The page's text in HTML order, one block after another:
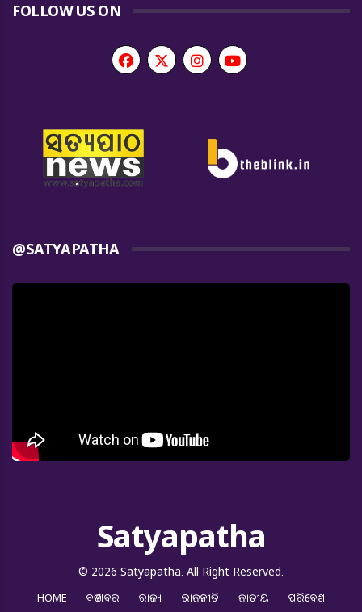
FOLLOW US ON
@SATYAPATHA
Satyapatha
© 2026 Satyapatha. All Right Reserved.
HOME ବଡ ଖବର ରାଜ୍ୟ ରାଜନୀତି ଜାତୀୟ ପରିବେଶ